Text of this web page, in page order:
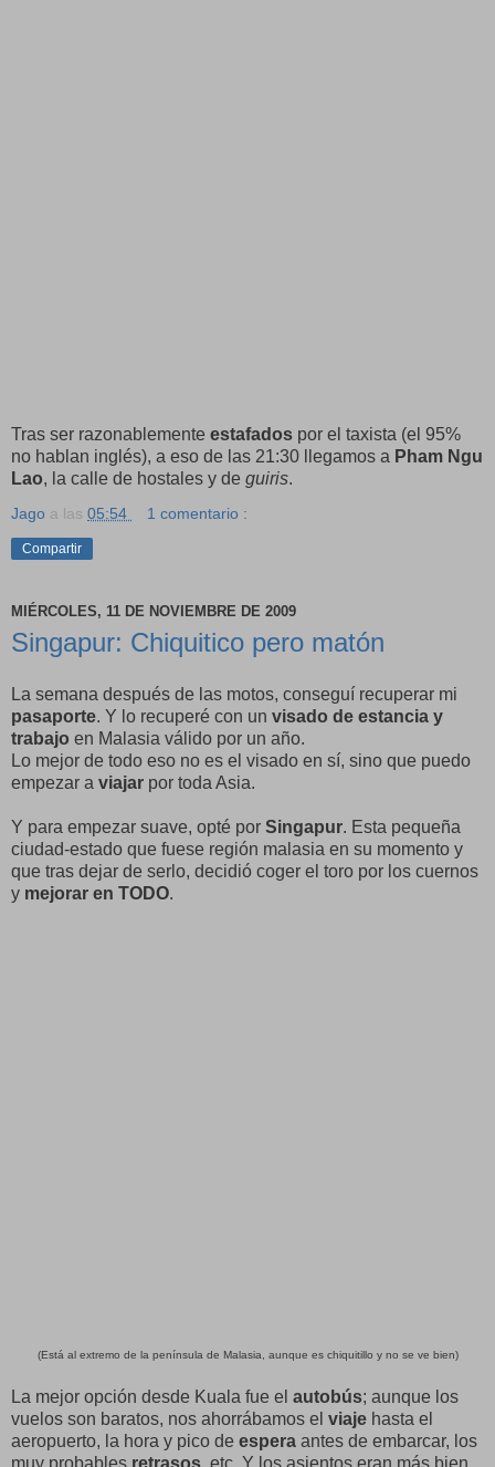
Tras ser razonablemente estafados por el taxista (el 95%
no hablan inglés), a eso de las 21:30 llegamos a Pham Ngu
Lao, la calle de hostales y de guiris.
Jago a las 05:54 1 comentario :
Compartir
MIÉRCOLES, 11 DE NOVIEMBRE DE 2009
Singapur: Chiquitico pero matón
La semana después de las motos, conseguí recuperar mi
pasaporte. Y lo recuperé con un visado de estancia y
trabajo en Malasia válido por un año.
Lo mejor de todo eso no es el visado en sí, sino que puedo
empezar a viajar por toda Asia.
Y para empezar suave, opté por Singapur. Esta pequeña
ciudad-estado que fuese región malasia en su momento y
que tras dejar de serlo, decidió coger el toro por los cuernos
y mejorar en TODO.
(Está al extremo de la península de Malasia, aunque es chiquitillo y no se ve bien)
La mejor opción desde Kuala fue el autobús; aunque los
vuelos son baratos, nos ahorrábamos el viaje hasta el
aeropuerto, la hora y pico de espera antes de embarcar, los